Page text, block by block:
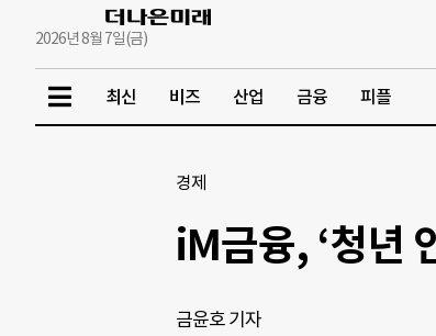
2026년 8월 7일(금)
최신 비즈 산업 금융 피플
경제
iM금융, ‘청년
금윤호 기자